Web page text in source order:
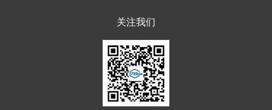
关注我们